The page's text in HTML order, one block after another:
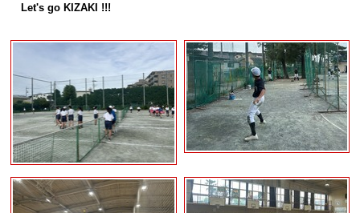
Let's go KIZAKI !!!